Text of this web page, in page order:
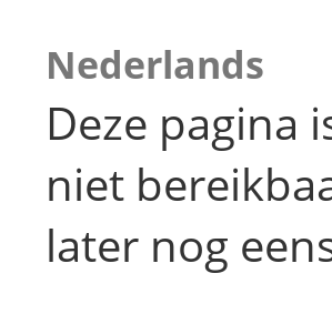
Nederlands
Deze pagina
niet
later nog